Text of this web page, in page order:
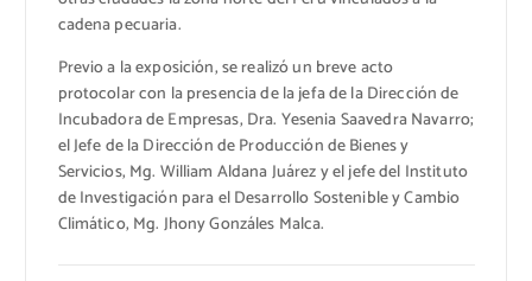
cadena pecuaria.
Previo a la exposición, se realizó un breve acto
protocolar con la presencia de la jefa de la Dirección de
Incubadora de Empresas, Dra. Yesenia Saavedra Navarro;
el Jefe de la Dirección de Producción de Bienes y
Servicios, Mg. William Aldana Juárez y el jefe del Instituto
de Investigación para el Desarrollo Sostenible y Cambio
Climático, Mg. Jhony Gonzáles Malca.